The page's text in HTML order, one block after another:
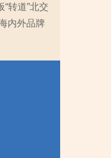
转道”北交
内外品牌